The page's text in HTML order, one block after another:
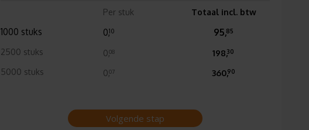
Per stuk Totaal incl. btw
1000 stuks 0,10 95,85
2500 stuks 0,08 198,30
5000 stuks 0,07 360,90
Volgende stap